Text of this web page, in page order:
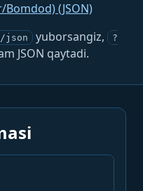
(JSON)
json yuborsangiz,
?
JSON qaytadi.